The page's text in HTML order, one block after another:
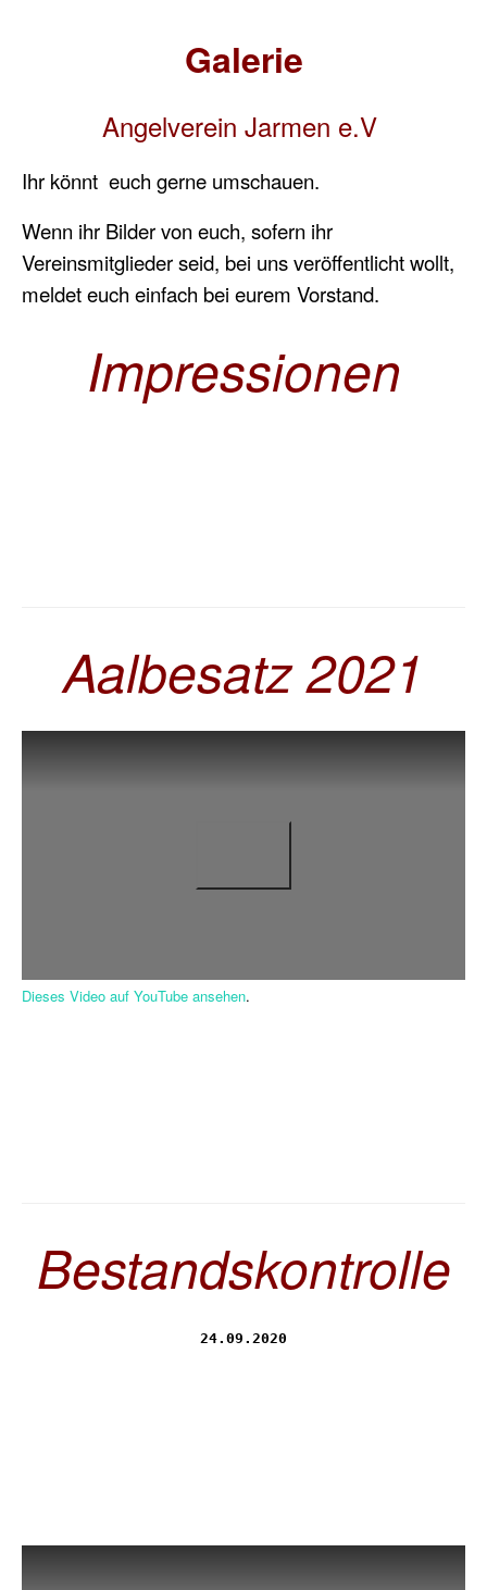
Galerie
Angelverein Jarmen e.V
Ihr könnt euch gerne umschauen.
Wenn ihr Bilder von euch, sofern ihr
Vereinsmitglieder seid, bei uns veröffentlicht wollt,
meldet euch einfach bei eurem Vorstand.
Impressionen
Aalbesatz 2021
Dieses Video auf YouTube ansehen.
Bestandskontrolle
24.09.2020